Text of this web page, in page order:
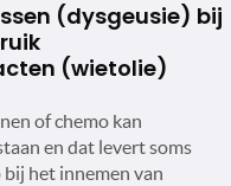
(dysgeusie) bij
(wietolie)
of chemo kan
en dat levert soms
het innemen van